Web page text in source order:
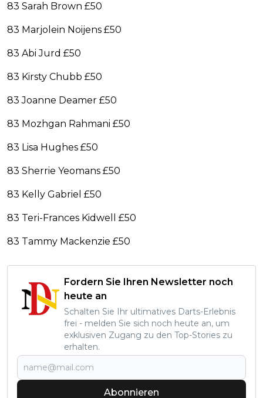
83 Sarah Brown £50
83 Marjolein Noijens £50
83 Abi Jurd £50
83 Kirsty Chubb £50
83 Joanne Deamer £50
83 Mozhgan Rahmani £50
83 Lisa Hughes £50
83 Sherrie Yeomans £50
83 Kelly Gabriel £50
83 Teri-Frances Kidwell £50
83 Tammy Mackenzie £50
Fordern Sie Ihren Newsletter noch
heute an
Schalten Sie Ihr ultimatives Darts-Erlebnis
frei - melden Sie sich noch heute an, um
exklusiven Zugang zu den Top-Stories zu
erhalten.
Abonnieren